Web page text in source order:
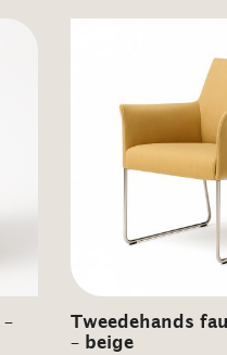
Tweedehands
– beige